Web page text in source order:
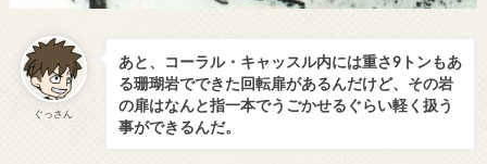
ぐっさん
あと、コーラル・キャッスル内には重さ9トンもあ
る珊瑚岩でできた回転扉があるんだけど、その岩
の扉はなんと指一本でうごかせるぐらい軽く扱う
事ができるんだ。